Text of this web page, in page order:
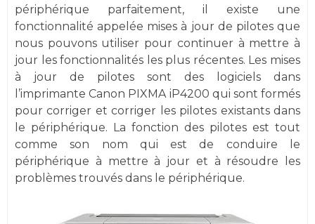
périphérique parfaitement, il existe une
fonctionnalité appelée mises à jour de pilotes que
nous pouvons utiliser pour continuer à mettre à
jour les fonctionnalités les plus récentes. Les mises
à jour de pilotes sont des logiciels dans
l’imprimante Canon PIXMA iP4200 qui sont formés
pour corriger et corriger les pilotes existants dans
le périphérique. La fonction des pilotes est tout
comme son nom qui est de conduire le
périphérique à mettre à jour et à résoudre les
problèmes trouvés dans le périphérique.